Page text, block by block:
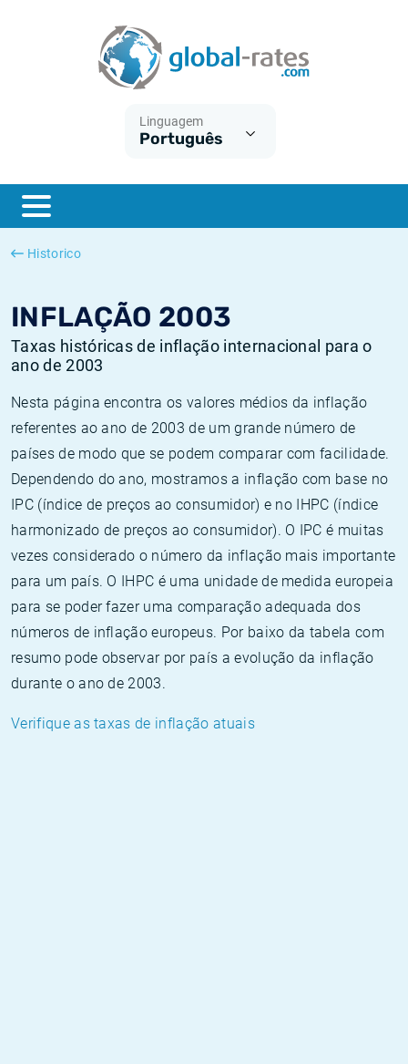
Linguagem
Português
Historico
INFLAÇÃO 2003
Taxas históricas de inflação internacional para o
ano de 2003
Nesta página encontra os valores médios da inflação
referentes ao ano de 2003 de um grande número de
países de modo que se podem comparar com facilidade.
Dependendo do ano, mostramos a inflação com base no
IPC (índice de preços ao consumidor) e no IHPC (índice
harmonizado de preços ao consumidor). O IPC é muitas
vezes considerado o número da inflação mais importante
para um país. O IHPC é uma unidade de medida europeia
para se poder fazer uma comparação adequada dos
números de inflação europeus. Por baixo da tabela com
resumo pode observar por país a evolução da inflação
durante o ano de 2003.
Verifique as taxas de inflação atuais
ESTER
SONIA
O que é a inflação do IPC?
O que é a inflação do IHPC?
Inflação Estados Unidos
Inflação Europa
Taxas Euribor históricas
Taxas ESTER históricas
Taxas SONIA históricas
Taxas TONAR históricas
Calculadora de inflação